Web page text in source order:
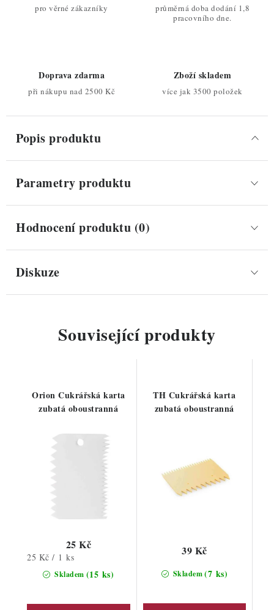
pro věrné zákazníky
průměrná doba dodání 1,8
pracovního dne.
Doprava zdarma
při nákupu nad 2500 Kč
Zboží skladem
více jak 3500 položek
Popis produktu
Parametry produktu
Hodnocení produktu (0)
Diskuze
Související produkty
Orion Cukrářská karta
zubatá oboustranná
Skladem (15 ks)
25 Kč
Měrná
cena:
25 Kč / 1 ks
TH Cukrářská karta
zubatá oboustranná
Skladem(7 ks)
39 Kč